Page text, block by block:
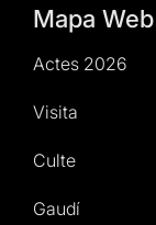
Mapa Web
Actes 2026
Visita
Culte
Gaudí